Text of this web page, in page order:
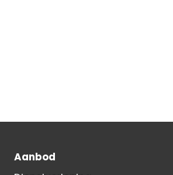
Aanbod